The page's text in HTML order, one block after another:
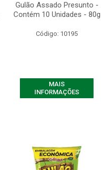
Gulão Assado Presunto -
Contém 10 Unidades - 80g
Código: 10195
MAIS
INFORMAÇÕES